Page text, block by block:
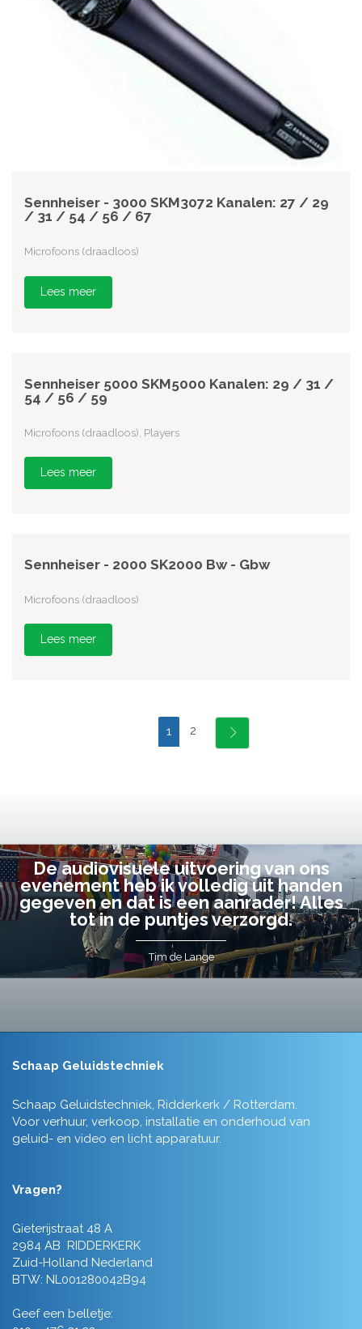
Sennheiser - 3000 SKM3072 Kanalen: 27 / 29
/ 31 / 54 / 56 / 67
Microfoons (draadloos)
Lees meer
Sennheiser 5000 SKM5000 Kanalen: 29 / 31 /
54 / 56 / 59
Microfoons (draadloos), Players
Lees meer
Sennheiser - 2000 SK2000 Bw - Gbw
Microfoons (draadloos)
Lees meer
1 2
De audiovisuele uitvoering van ons
evenement heb ik volledig uit handen
gegeven en dat is een aanrader! Alles
tot in de puntjes verzorgd.
Tim de Lange
Schaap Geluidstechniek
Schaap Geluidstechniek, Ridderkerk / Rotterdam.
Voor verhuur, verkoop, installatie en onderhoud van
geluid- en video en licht apparatuur.
Vragen?
Gieterijstraat 48 A
2984 AB RIDDERKERK
Zuid-Holland Nederland
BTW: NL001280042B94
Geef een belletje: